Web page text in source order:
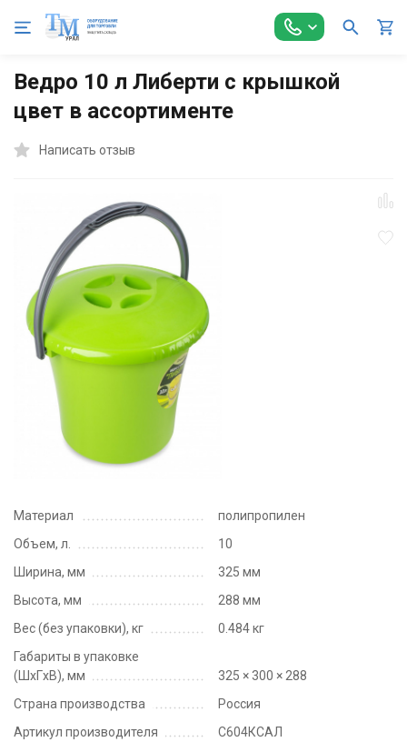
Главная Оборудование для Общепита Посуда и инвентарь
Ведро 10 л Либерти с крышкой
цвет в ассортименте
Написать отзыв
Материал
полипропилен
Объем, л.
10
Ширина, мм
325 мм
Высота, мм
288 мм
Вес (без упаковки), кг
0.484 кг
Габариты в упаковке
(ШxГxВ), мм
325 × 300 × 288
Страна производства
Россия
Артикул производителя
С604КСАЛ